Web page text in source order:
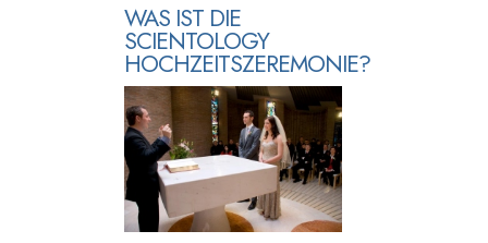
WAS IST DIE
SCIENTOLOGY
HOCHZEITSZEREMONIE?